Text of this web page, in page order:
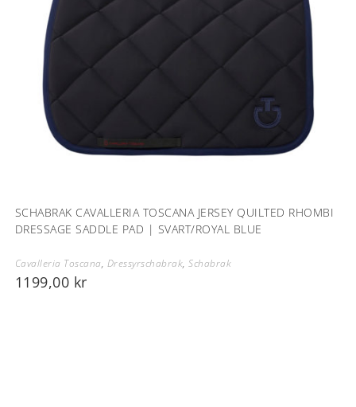
SCHABRAK CAVALLERIA TOSCANA JERSEY QUILTED RHOMBI
DRESSAGE SADDLE PAD | SVART/ROYAL BLUE
Cavalleria Toscana, Dressyrschabrak,Schabrak
1199,00 kr